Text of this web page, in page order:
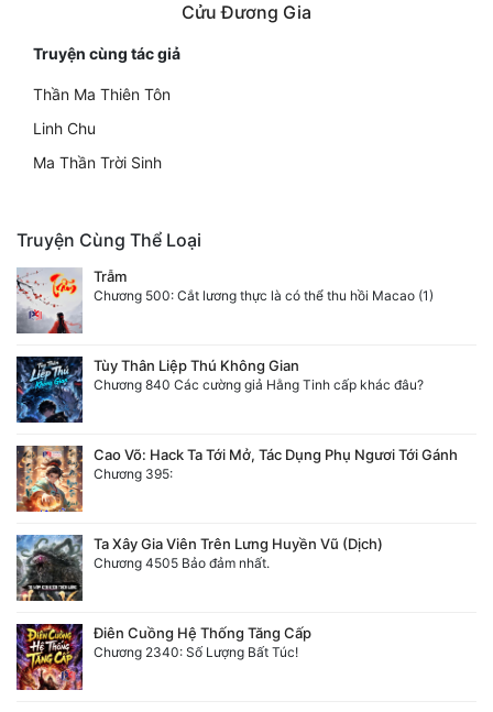
Cửu Đương Gia​
Truyện cùng tác giả
Thần Ma Thiên Tôn
Linh Chu
Ma Thần Trời Sinh
Truyện Cùng Thể Loại
Trẫm
Chương 500: Cắt lương thực là có thể thu hồi Macao (1)
Tùy Thân Liệp Thú Không Gian
Chương 840 Các cường giả Hằng Tinh cấp khác đâu?
Cao Võ: Hack Ta Tới Mở, Tác Dụng Phụ Ngươi Tới Gánh
Chương 395:
Ta Xây Gia Viên Trên Lưng Huyền Vũ (Dịch)
Chương 4505 Bảo đảm nhất.
Điên Cuồng Hệ Thống Tăng Cấp
Chương 2340: Số Lượng Bất Túc!